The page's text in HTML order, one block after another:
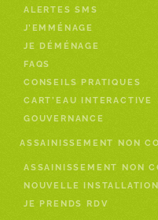
ALERTES SMS
J’EMMÉNAGE
JE DÉMÉNAGE
FAQS
CONSEILS PRATIQUES
CART’EAU INTERACTIVE
GOUVERNANCE
ASSAINISSEMENT NON
ASSAINISSEMENT NON
NOUVELLE
JE PRENDS RDV